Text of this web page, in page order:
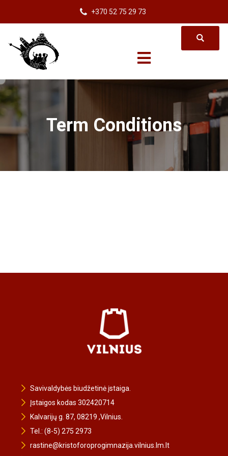
+370 52 75 29 73
Term Conditions
Savivaldybės biudžetinė įstaiga.
Įstaigos kodas 302420714
Kalvarijų g. 87, 08219 ,Vilnius.
Tel.: (8-5) 275 2973
rastine@kristoforoprogimnazija.vilnius.lm.lt